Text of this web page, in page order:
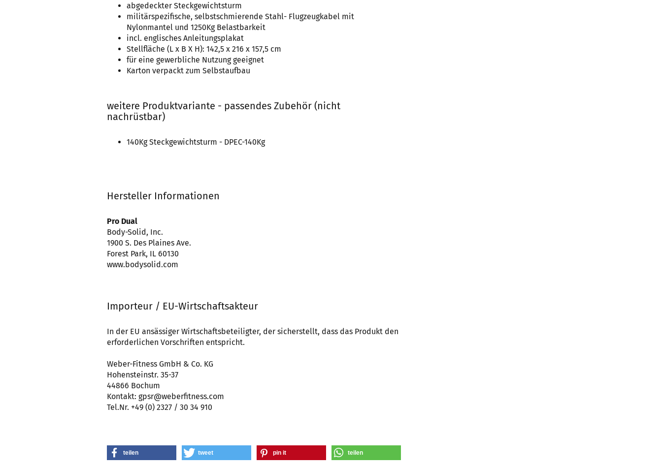
abgedeckter Steckgewichtsturm
militärspezifische, selbstschmierende Stahl- Flugzeugkabel mit
Nylonmantel und 1250Kg Belastbarkeit
incl. englisches Anleitungsplakat
Stellfläche (L x B X H): 142,5 x 216 x 157,5 cm
für eine gewerbliche Nutzung geeignet
Karton verpackt zum Selbstaufbau
weitere Produktvariante - passendes Zubehör (nicht
nachrüstbar)
140Kg Steckgewichtsturm - DPEC-140Kg
Hersteller Informationen
Pro Dual
Body-Solid, Inc.
1900 S. Des Plaines Ave.
Forest Park, IL 60130
www.bodysolid.com
Importeur / EU-Wirtschaftsakteur
In der EU ansässiger Wirtschaftsbeteiligter, der sicherstellt, dass das Produkt den
erforderlichen Vorschriften entspricht.
Weber-Fitness GmbH & Co. KG
Hohensteinstr. 35-37
44866 Bochum
Kontakt: gpsr@weberfitness.com
Tel.Nr. +49 (0) 2327 / 30 34 910
teilen tweet pin it teilen